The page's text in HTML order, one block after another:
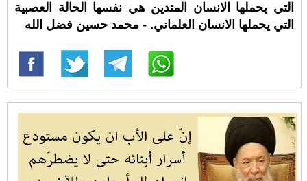
التي يحملها الانسان المتدين هي نفسها الحالة العصبية
التي يحملها الانسان العلماني. - محمد حسين فضل الله